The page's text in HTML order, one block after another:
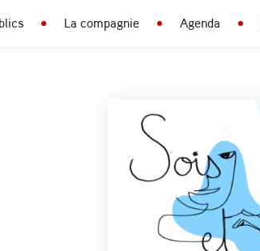
La compagnie Agenda